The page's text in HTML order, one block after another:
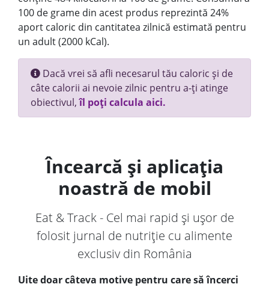
100 de grame din acest produs reprezintă 24%
aport caloric din cantitatea zilnică estimată pentru
un adult (2000 kCal).
Dacă vrei să afli necesarul tău caloric și de
câte calorii ai nevoie zilnic pentru a-ți atinge
obiectivul,îl poți calcula aici.
Încearcă și aplicația
noastră de mobil
Eat & Track - Cel mai rapid și ușor de
folosit jurnal de nutriție cu alimente
exclusiv din România
Uite doar câteva motive pentru care să încerci